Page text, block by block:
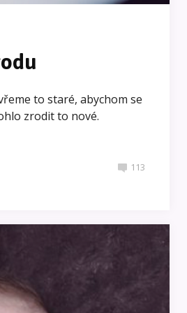
to staré, abychom se
zrodit to nové.
113